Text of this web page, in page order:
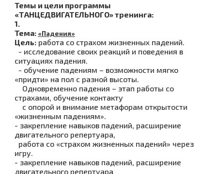
Темы и цели программы
«ТАНЦЕДВИГАТЕЛЬНОГО» тренинга:
1.
Тема: «Падения»
Цель: работа со страхом жизненных падений.
- исследование своих реакций и поведения в
ситуациях падения.
- обучение падениям – возможности мягко
«придти» на пол с разной высоты.
Одновременно падения – этап работы со
страхами, обучение контакту
с опорой и внимание метафорам открытости
«жизненным падениям».
- закрепление навыков падений, расширение
двигательного репертуара,
работа со «страхом жизненных падений» через
игру.
- закрепление навыков падений, расширение
двигательного репертуара